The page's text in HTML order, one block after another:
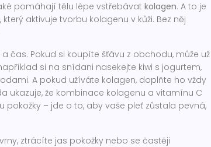
pomáhají tělu lépe vstřebávat kolagen. A to je
aktivuje tvorbu kolagenu v kůži. Bez něj
čas. Pokud si koupíte šťávu z obchodu, může už
si na snídani nasekejte kiwi s jogurtem,
A pokud užíváte kolagen, doplňte ho vždy
že kombinace kolagenu a vitamínu C
pokožky – jde o to, aby vaše pleť zůstala pevná,
ztrácíte jas pokožky nebo se častěji